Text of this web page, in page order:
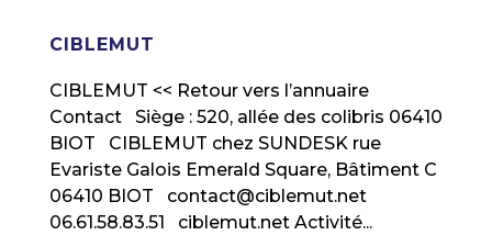
CIBLEMUT
CIBLEMUT << Retour vers l’annuaire
Contact Siège : 520, allée des colibris 06410
BIOT CIBLEMUT chez SUNDESK rue
Evariste Galois Emerald Square, Bâtiment C
06410 BIOT contact@ciblemut.net
06.61.58.83.51 ciblemut.net Activité...